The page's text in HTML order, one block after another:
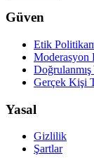
Güven
Etik
Moderasyon
Gerçek Kişi
Yasal
Gizlilik
Şartlar